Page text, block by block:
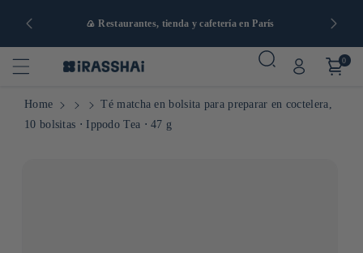
🍙 Restaurantes, tienda y cafetería en París
0
Home
Té matcha en bolsita para preparar en coctelera,
10 bolsitas ⋅ Ippodo Tea ⋅ 47 g